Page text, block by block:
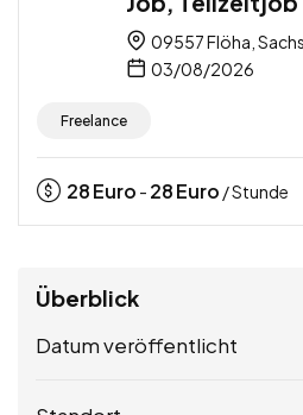
09557 Flöha,
03/08/2026
Freelance
28Euro - 28Euro / Stunde
Überblick
Datum veröffentlicht